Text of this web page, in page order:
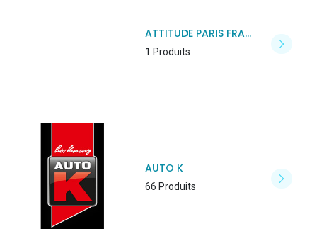
ATTITUDE PARIS FRANCE
1 Produits
AUTO K
66 Produits